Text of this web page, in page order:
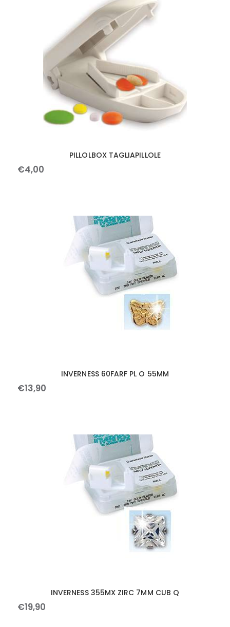
PILLOLBOX TAGLIAPILLOLE
€4,00
INVERNESS 60FARF PL O 55MM
€13,90
INVERNESS 355MX ZIRC 7MM CUB Q
€19,90